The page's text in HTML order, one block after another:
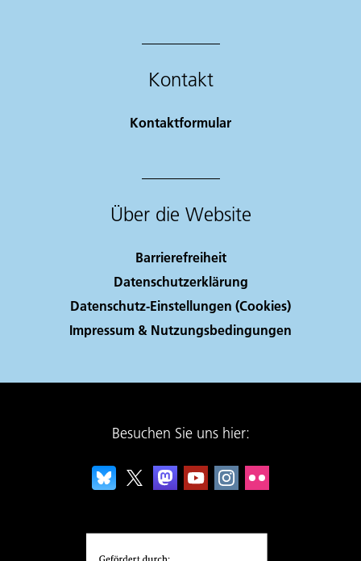
Kontakt
Kontaktformular
Über die Website
Barrierefreiheit
Datenschutzerklärung
Datenschutz-Einstellungen (Cookies)
Impressum & Nutzungsbedingungen
Besuchen Sie uns hier: